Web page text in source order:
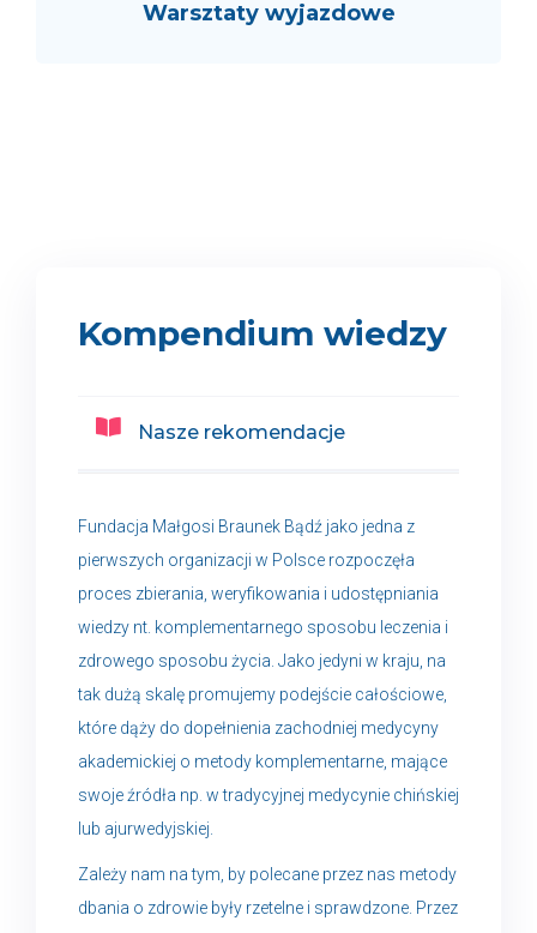
Warsztaty wyjazdowe
Kompendium wiedzy
Nasze rekomendacje
Fundacja Małgosi Braunek Bądź jako jedna z
pierwszych organizacji w Polsce rozpoczęła
proces zbierania, weryfikowania i udostępniania
wiedzy nt. komplementarnego sposobu leczenia i
zdrowego sposobu życia. Jako jedyni w kraju, na
tak dużą skalę promujemy podejście całościowe,
które dąży do dopełnienia zachodniej medycyny
akademickiej o metody komplementarne, mające
swoje źródła np. w tradycyjnej medycynie chińskiej
lub ajurwedyjskiej.
Zależy nam na tym, by polecane przez nas metody
dbania o zdrowie były rzetelne i sprawdzone. Przez